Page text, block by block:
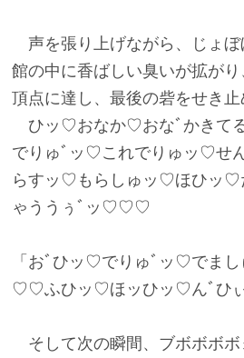
声を張り上げながら、じょ
館の中に香ばしい臭いが拡が
頂点に達し、最後の砦をせき
ひッ♡おなか♡おなﾞかきて
でりゅﾞッ♡これでりゅッ♡せ
らすッ♡もらしゅッ♡ほひッ
ゃううぅﾞッ♡♡♡
「おﾞひッ♡でりゅﾞッ♡でま
♡♡ふひッ♡ほッひッ♡んﾞひ
そして次の瞬間、ブボボボ